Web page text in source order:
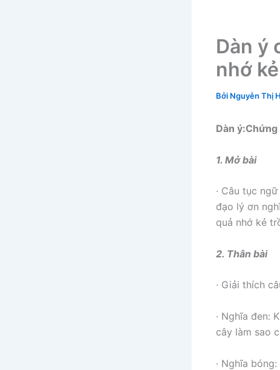
Dàn ý
nhớ
Bởi Nguyễn Thị
Dàn
1. Mở bài
· Câu tục
đạo lý ơn
quả nhớ kẻ
2. Thân bài
· Giải thích
· Nghĩa đen:
cây làm sao
· Nghĩa